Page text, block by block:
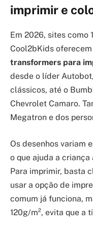
imprimir e
Em 2026, sites como
Cool2bKids
transformers para
desde o líder
clássicos, até o
Chevrolet Camaro.
Megatron e dos
Os desenhos variam
o que ajuda a
Para imprimir, basta
usar a opção de
comum já funciona,
120g/m², evita que a